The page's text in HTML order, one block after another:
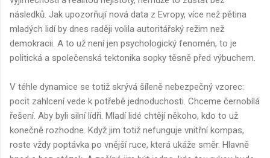
následků. Jak upozorňují nová data z Evropy, více než pětina
mladých lidí by dnes raději volila autoritářský režim než
demokracii. A to už není jen psychologický fenomén, to je
politická a společenská tektonika sopky těsně před výbuchem.
V téhle dynamice se totiž skrývá šíleně nebezpečný vzorec:
pocit zahlcení vede k potřebě jednoduchosti. Chceme černobílá
řešení. Aby byli silní lídři. Mladí lidé chtějí někoho, kdo to už
konečně rozhodne. Když jim totiž nefunguje vnitřní kompas,
roste vždy poptávka po vnější ruce, která ukáže směr. Hlavně